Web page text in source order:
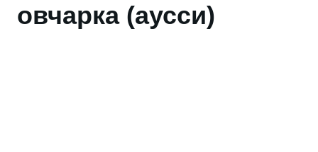
овчарка (аусси)